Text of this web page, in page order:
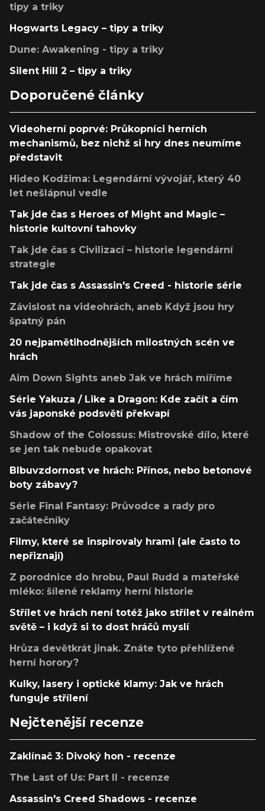
tipy a triky
Hogwarts Legacy – tipy a triky
Dune: Awakening - tipy a triky
Silent Hill 2 – tipy a triky
Doporučené články
Videoherní poprvé: Průkopníci herních
mechanismů, bez nichž si hry dnes neumíme
představit
Hideo Kodžima: Legendární vývojář, který 40
let nešlápnul vedle
Tak jde čas s Heroes of Might and Magic –
historie kultovní tahovky
Tak jde čas s Civilizací – historie legendární
strategie
Tak jde čas s Assassin's Creed - historie série
Závislost na videohrách, aneb Když jsou hry
špatný pán
20 nejpamětihodnějších milostných scén ve
hrách
Aim Down Sights aneb Jak ve hrách míříme
Série Yakuza / Like a Dragon: Kde začít a čím
vás japonské podsvětí překvapí
Shadow of the Colossus: Mistrovské dílo, které
se jen tak nebude opakovat
Blbuvzdornost ve hrách: Přínos, nebo betonové
boty zábavy?
Série Final Fantasy: Průvodce a rady pro
začátečníky
Filmy, které se inspirovaly hrami (ale často to
nepřiznají)
Z porodnice do hrobu, Paul Rudd a mateřské
mléko: šílené reklamy herní historie
Střílet ve hrách není totéž jako střílet v reálném
světě – i když si to dost hráčů myslí
Hrůza devětkrát jinak. Znáte tyto přehlížené
herní horory?
Kulky, lasery i optické klamy: Jak ve hrách
funguje střílení
Nejčtenější recenze
Zaklínač 3: Divoký hon - recenze
The Last of Us: Part II - recenze
Assassin's Creed Shadows - recenze